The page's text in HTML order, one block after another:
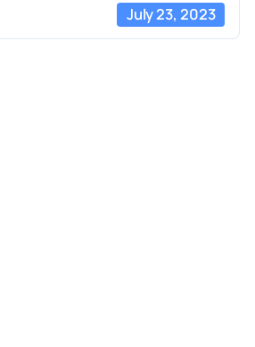
July 23, 2023